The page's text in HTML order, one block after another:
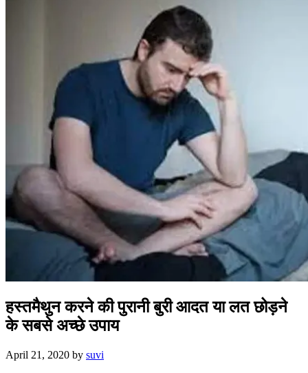
हस्तमैथुन करने की पुरानी बुरी आदत या लत छोड़ने
के सबसे अच्छे उपाय
April 21, 2020 by suvi